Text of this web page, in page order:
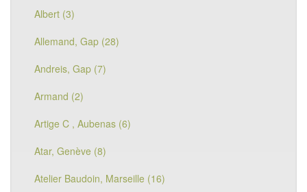
Albert (3)
Allemand, Gap (28)
Andreis, Gap (7)
Armand (2)
Artige C , Aubenas (6)
Atar, Genève (8)
Atelier Baudoin, Marseille (16)